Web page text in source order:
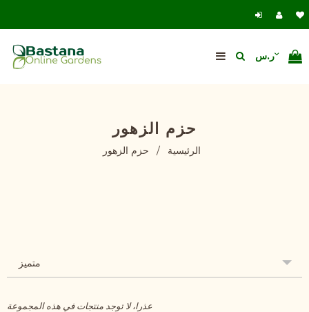
حزم الزهور
الرئيسية / حزم الزهور
متميز
عذرا، لا توجد منتجات في هذه المجموعة